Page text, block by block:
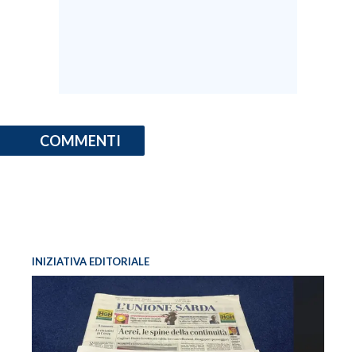
COMMENTI
INIZIATIVA EDITORIALE